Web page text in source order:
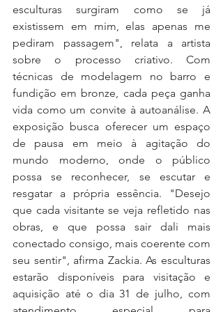
esculturas surgiram como se já
existissem em mim, elas apenas me
pediram passagem", relata a artista
sobre o processo criativo. Com
técnicas de modelagem no barro e
fundição em bronze, cada peça ganha
vida como um convite à autoanálise. A
exposição busca oferecer um espaço
de pausa em meio à agitação do
mundo moderno, onde o público
possa se reconhecer, se escutar e
resgatar a própria essência. "Desejo
que cada visitante se veja refletido nas
obras, e que possa sair dali mais
conectado consigo, mais coerente com
seu sentir", afirma Zackia. As esculturas
estarão disponíveis para visitação e
aquisição até o dia 31 de julho, com